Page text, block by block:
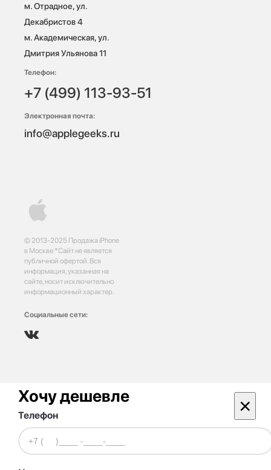
© 2013-2025 Продажа iPhone
в Москве *Сайт не является
публичной офертой. Вся
информация, указанная на
сайте, носит исключительно
информационный характер.
Социальные сети:
м. Отрадное, ул.
Декабристов 4
м. Академическая, ул.
Дмитрия Ульянова 11
Телефон:
+7 (499) 113-93-51
Электронная почта:
info@applegeeks.ru
Хочу дешевле ×
Телефон